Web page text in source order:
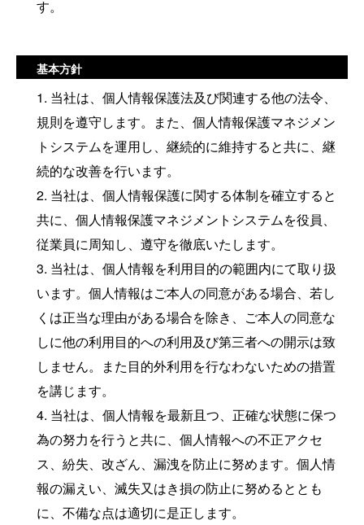
す。
基本方針
1. 当社は、個人情報保護法及び関連する他の法令、
規則を遵守します。また、個人情報保護マネジメン
トシステムを運用し、継続的に維持すると共に、継
続的な改善を行います。
2. 当社は、個人情報保護に関する体制を確立すると
共に、個人情報保護マネジメントシステムを役員、
従業員に周知し、遵守を徹底いたします。
3. 当社は、個人情報を利用目的の範囲内にて取り扱
います。個人情報はご本人の同意がある場合、若し
くは正当な理由がある場合を除き、ご本人の同意な
しに他の利用目的への利用及び第三者への開示は致
しません。また目的外利用を行なわないための措置
を講じます。
4. 当社は、個人情報を最新且つ、正確な状態に保つ
為の努力を行うと共に、個人情報への不正アクセ
ス、紛失、改ざん、漏洩を防止に努めます。個人情
報の漏えい、滅失又はき損の防止に努めるととも
に、不備な点は適切に是正します。